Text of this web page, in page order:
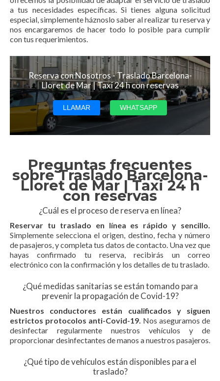
a tus necesidades específicas. Si tienes alguna solicitud
especial, simplemente háznoslo saber al realizar tu reserva y
nos encargaremos de hacer todo lo posible para cumplir
con tus requerimientos.
Reserva con Nosotros - Traslado Barcelona-
Lloret de Mar | Taxi 24 h con reservas
LLAMAR WHATSAPP
Preguntas frecuentes
sobre Traslado Barcelona-
Lloret de Mar | Taxi 24 h
con reservas
¿Cuál es el proceso de reserva en línea?
Reservar tu traslado en línea es rápido y sencillo.
Simplemente selecciona el origen, destino, fecha y número
de pasajeros, y completa tus datos de contacto. Una vez que
hayas confirmado tu reserva, recibirás un correo
electrónico con la confirmación y los detalles de tu traslado.
¿Qué medidas sanitarias se están tomando para
prevenir la propagación de Covid-19?
Nuestros conductores están cualificados y siguen
estrictos protocolos anti-Covid-19. Nos aseguramos de
desinfectar regularmente nuestros vehículos y de
proporcionar desinfectantes de manos a nuestros pasajeros.
¿Qué tipo de vehículos están disponibles para el
traslado?